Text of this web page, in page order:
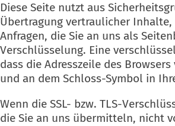
Diese Seite nutzt aus
Übertragung vertraulicher
Anfragen, die Sie an uns als
Verschlüsselung. Eine
dass die Adresszeile des
und an dem Schloss-Symbol in
Wenn die SSL- bzw. TLS-
die Sie an uns übermitteln, nicht